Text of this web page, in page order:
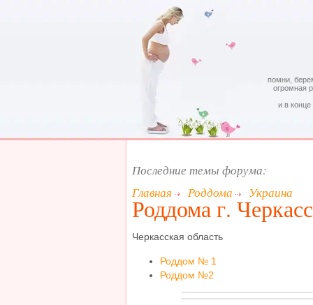
помни,
огромная
и в
Последние темы форума:
Главная
Роддома Украина
Роддома г.
Черкасская область
Роддом № 1
Роддом №2